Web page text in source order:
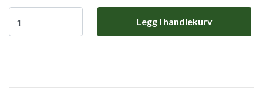
Legg i handlekurv